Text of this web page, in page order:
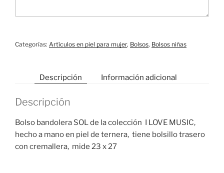
Categorías: Artículos en piel para mujer, Bolsos, Bolsos niñas
Descripción Información adicional
Descripción
Bolso bandolera SOL de la colección I LOVE MUSIC,
hecho a mano en piel de ternera, tiene bolsillo trasero
con cremallera, mide 23 x 27